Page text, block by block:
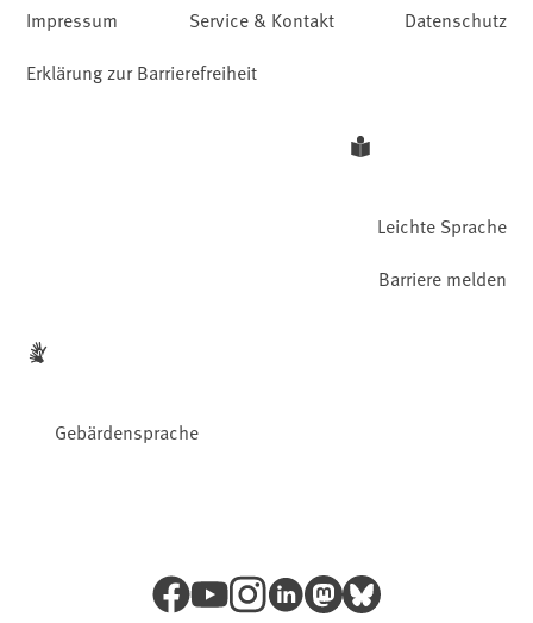
Impressum Service & Kontakt
Datenschutz
Erklärung zur Barrierefreiheit
Leichte Sprache
Gebärdensprache
Barriere melden